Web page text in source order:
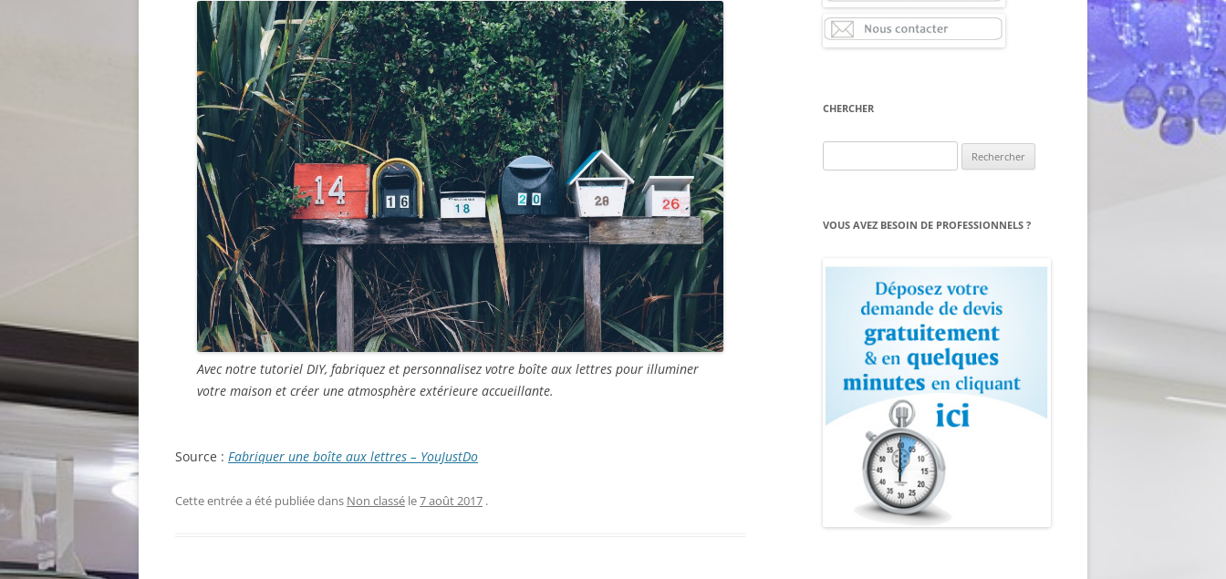
Avec notre tutoriel DIY, fabriquez et personnalisez votre boîte aux lettres pour illuminer
votre maison et créer une atmosphère extérieure accueillante.
Source : Fabriquer une boîte aux lettres – YouJustDo
Cette entrée a été publiée dans Non classé le7 août 2017 .
CHERCHER
VOUS AVEZ BESOIN DE PROFESSIONNELS ?